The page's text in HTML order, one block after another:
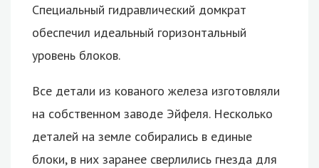
Специальный гидравлический домкрат
обеспечил идеальный горизонтальный
уровень блоков.
Все детали из кованого железа изготовляли
на собственном заводе Эйфеля. Несколько
деталей на земле собирались в единые
блоки, в них заранее сверлились гнезда для